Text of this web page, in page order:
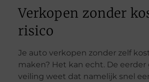
Verkopen zonder
risico
Je auto verkopen zonder zelf
maken? Het kan echt. De
veiling weet dat namelijk snel